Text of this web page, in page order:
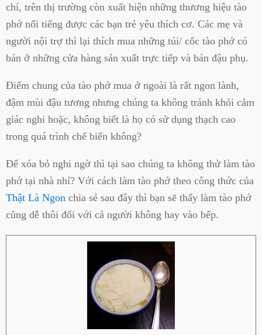
chí, trên thị trường còn xuất hiện những thương hiệu tào
phớ nổi tiếng được các bạn trẻ yêu thích cơ. Các mẹ và
người nội trợ thì lại thích mua những túi/ cốc tào phớ có
bán ở những cửa hàng sản xuất trực tiếp và bán đậu phụ.
Điểm chung của tào phớ mua ở ngoài là rất ngon lành,
đậm mùi đậu tương nhưng chúng ta không tránh khỏi cảm
giác nghi hoặc, không biết là họ có sử dụng thạch cao
trong quá trình chế biến không?
Để xóa bỏ nghi ngờ thì tại sao chúng ta không thử làm tào
phớ tại nhà nhỉ? Với cách làm tào phớ theo công thức của
Thật Là Ngon chia sẻ sau đây thì bạn sẽ thấy làm tào phớ
cũng dễ thôi đối với cả người không hay vào bếp.